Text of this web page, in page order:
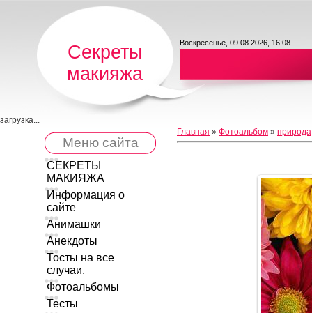
Секреты
макияжа
Воскресенье, 09.08.2026, 16:08
загрузка...
Меню сайта
СЕКРЕТЫ
МАКИЯЖА
Информация о
сайте
Анимашки
Анекдоты
Тосты на все
случаи.
Фотоальбомы
Тесты
Главная » Фотоальбом » природа